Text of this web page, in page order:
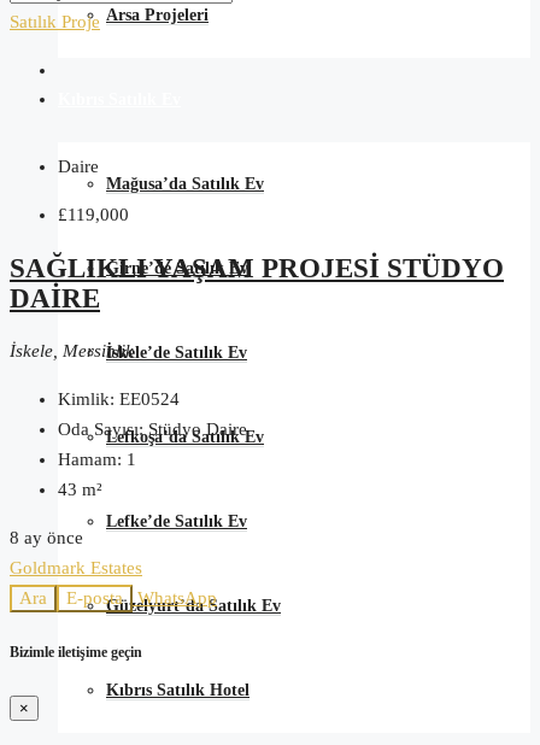
Arsa Projeleri
Mağusa’da Satılık Ev
Girne’de Satılık Ev
İskele’de Satılık Ev
Lefkoşa’da Satılık Ev
Lefke’de Satılık Ev
Güzelyurt’da Satılık Ev
Kıbrıs Satılık Hotel
Satılık Proje
Daire
£119,000
SAĞLIKLI YAŞAM PROJESİ STÜDYO
DAİRE
İskele, Mersinlik
Kimlik: EE0524
Oda Sayısı: Stüdyo Daire
Hamam: 1
43 m²
8 ay önce
Goldmark Estates
Ara
E-posta WhatsApp
Bizimle iletişime geçin
×